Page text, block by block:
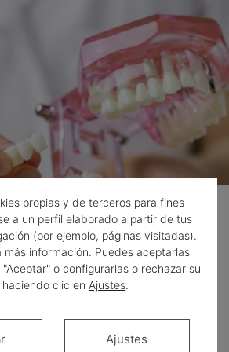
ventajas
los implantes
a otras
como las
propias y de terceros para fines
a un perfil elaborado a partir de tus
(por ejemplo, páginas visitadas).
más información. Puedes aceptarlas
o configurarlas o rechazar su
haciendo clic en Ajustes.
Ajustes